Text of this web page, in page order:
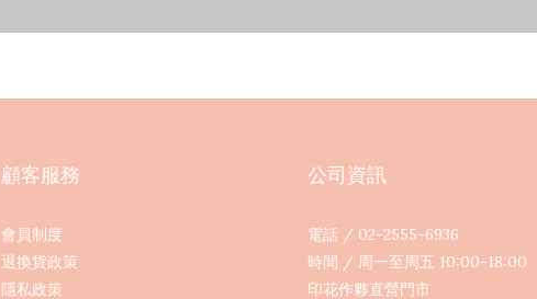
顧客服務
會員制度
退換貨政策
隱私政策
公司資訊
電話 / 02-2555-6936
時間 / 周一至周五 10:00-18:00
印花作夥直營門市